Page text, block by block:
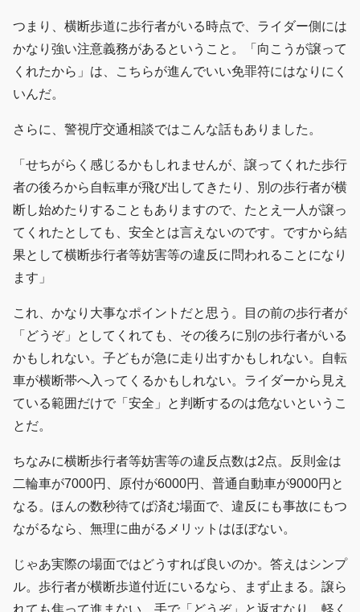
つまり、横断歩道に歩行者がいる時点で、ライダー側には
かなり強い注意義務があるということ。「向こうが譲って
くれたから」は、こちらが進んでいい免罪符にはなりにく
いんだ。
さらに、警視庁交通相談ではこんな話もありました。
「せちがらく感じるかもしれませんが、譲ってくれた歩行
者の後ろから自転車が飛び出してきたり、別の歩行者が横
断し始めたりすることもありますので、たとえ一人が譲っ
てくれたとしても、安全とは言えないのです。ですから結
果として横断歩行者等妨害等の違反に問われることになり
ます」
これ、かなり大事なポイントだと思う。目の前の歩行者が
「どうぞ」としてくれても、その後ろに別の歩行者がいる
かもしれない。子どもが急に走り出すかもしれない。自転
車が横断帯へ入ってくるかもしれない。ライダーから見え
ている範囲だけで「安全」と判断するのは危ないというこ
とだ。
ちなみに横断歩行者等妨害等の違反点数は2点。反則金は
二輪車が7000円、原付が6000円、普通自動車が9000円と
なる。ほんの数秒待てば済む場面で、違反にも事故にもつ
ながるなら、無理に曲がるメリットはほぼない。
じゃあ実際の場面ではどうすれば良いのか。答えはシンプ
ル。歩行者が横断歩道付近にいるなら、まず止まる。譲ら